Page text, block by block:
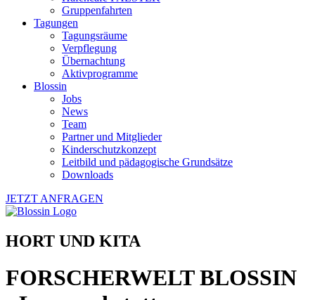
Gruppenfahrten
Tagungen
Tagungsräume
Verpflegung
Übernachtung
Aktivprogramme
Blossin
Jobs
News
Team
Partner und Mitglieder
Kinderschutzkonzept
Leitbild und pädagogische Grundsätze
Downloads
JETZT ANFRAGEN
HORT UND KITA
FORSCHERWELT BLOSSIN